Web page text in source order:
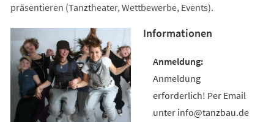
präsentieren (Tanztheater, Wettbewerbe, Events).
Informationen
Anmeldung
erforderlich! Per Email
unter info@tanzbau.de